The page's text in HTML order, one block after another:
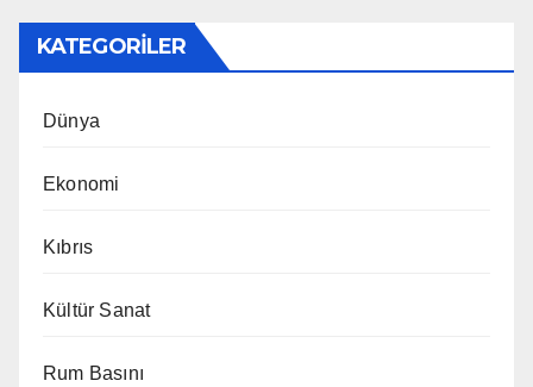
KATEGORILER
Dünya
Ekonomi
Kıbrıs
Kültür Sanat
Rum Basını